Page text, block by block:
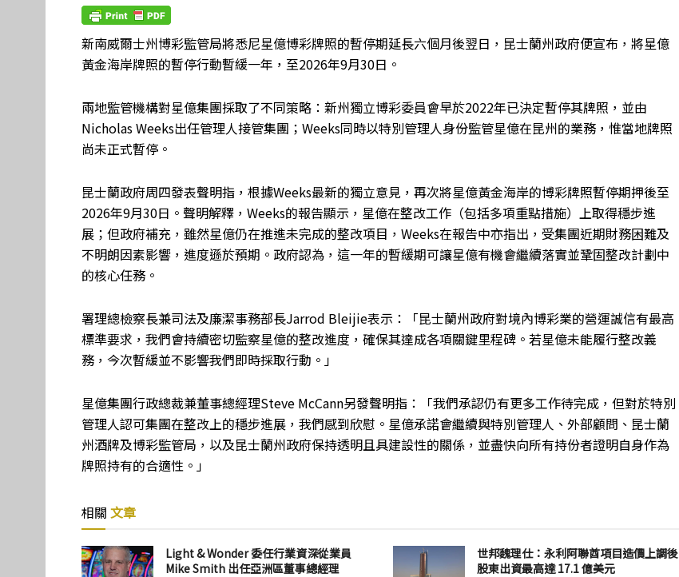
新南威爾士州博彩監管局將悉尼星億博彩牌照的暫停期延長六個月後翌日，昆士蘭州政府便宣布，將星億
黃金海岸牌照的暫停行動暫緩一年，至2026年9月30日。
兩地監管機構對星億集團採取了不同策略：新州獨立博彩委員會早於2022年已決定暫停其牌照，並由
Nicholas Weeks出任管理人接管集團；Weeks同時以特別管理人身份監管星億在昆州的業務，惟當地牌照
尚未正式暫停。
昆士蘭政府周四發表聲明指，根據Weeks最新的獨立意見，再次將星億黃金海岸的博彩牌照暫停期押後至
2026年9月30日。聲明解釋，Weeks的報告顯示，星億在整改工作（包括多項重點措施）上取得穩步進
展；但政府補充，雖然星億仍在推進未完成的整改項目，Weeks在報告中亦指出，受集團近期財務困難及
不明朗因素影響，進度遜於預期。政府認為，這一年的暫緩期可讓星億有機會繼續落實並鞏固整改計劃中
的核心任務。
署理總檢察長兼司法及廉潔事務部長Jarrod Bleijie表示：「昆士蘭州政府對境內博彩業的營運誠信有最高
標準要求，我們會持續密切監察星億的整改進度，確保其達成各項關鍵里程碑。若星億未能履行整改義
務，今次暫緩並不影響我們即時採取行動。」
星億集團行政總裁兼董事總經理Steve McCann另發聲明指：「我們承認仍有更多工作待完成，但對於特別
管理人認可集團在整改上的穩步進展，我們感到欣慰。星億承諾會繼續與特別管理人、外部顧問、昆士蘭
州酒牌及博彩監管局，以及昆士蘭州政府保持透明且具建設性的關係，並盡快向所有持份者證明自身作為
牌照持有的合適性。」
相關 文章
Light & Wonder 委任行業資深從業員
Mike Smith 出任亞洲區董事總經理
世邦魏理仕：永利阿聯酋項目造價上調後
股東出資最高達 17.1 億美元